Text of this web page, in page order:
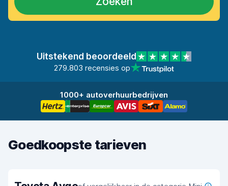
Uitstekend beoordeeld
279.803 recensies op
1000+ autoverhuurbedrijven
Goedkoopste tarieven